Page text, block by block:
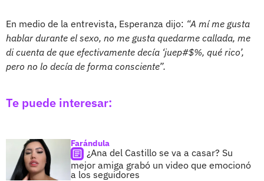
En medio de la entrevista, Esperanza dijo: “A mí me gusta
hablar durante el sexo, no me gusta quedarme callada, me
di cuenta de que efectivamente decía ‘juep#$%, qué rico’,
pero no lo decía de forma consciente”.
Te puede interesar:
Farándula
¿Ana del Castillo se va a casar? Su
mejor amiga grabó un video que emocionó
a los seguidores